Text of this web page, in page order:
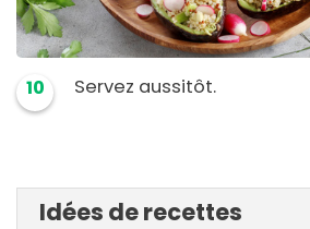
10 Servez aussitôt.
Idées de recettes